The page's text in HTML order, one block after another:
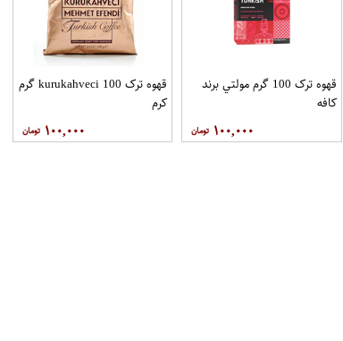
قهوه ترک 100 گرم مولتي برند
کافه
۱۰۰,۰۰۰
قهوه ترک kurukahveci 100 گرم
کرم
۱۰۰,۰۰۰